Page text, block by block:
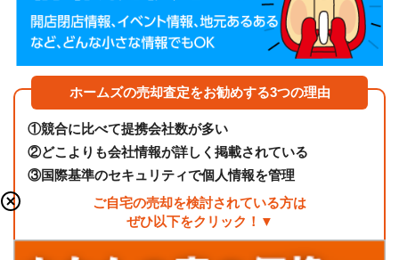
ホームズの売却査定をお勧めする3つの理由
①競合に比べて提携会社数が多い
②どこよりも会社情報が詳しく掲載されている
③国際基準のセキュリティで個人情報を管理
ご自宅の売却を検討されている方は
ぜひ以下をクリック！▼